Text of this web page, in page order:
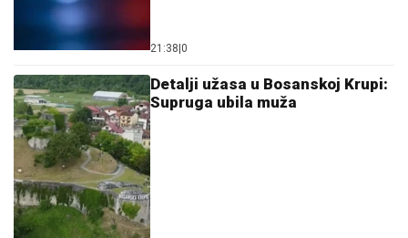
21:38|0
Detalji užasa u Bosanskoj Krupi:
Supruga ubila muža